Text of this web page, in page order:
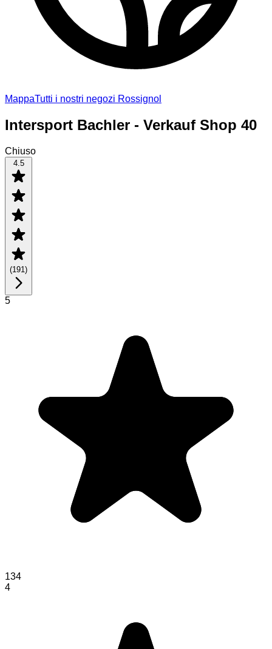
MappaTutti i nostri negozi Rossignol
Intersport Bachler - Verkauf Shop 40
Chiuso
4.5
(191)
5
134
4